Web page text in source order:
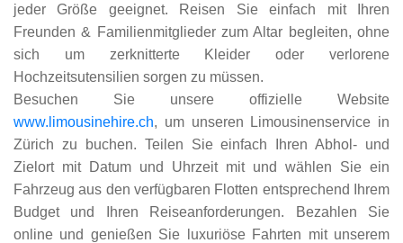
jeder Größe geeignet. Reisen Sie einfach mit Ihren
Freunden & Familienmitglieder zum Altar begleiten, ohne
sich um zerknitterte Kleider oder verlorene
Hochzeitsutensilien sorgen zu müssen.
Besuchen Sie unsere offizielle Website
www.limousinehire.ch, um unseren Limousinenservice in
Zürich zu buchen. Teilen Sie einfach Ihren Abhol- und
Zielort mit Datum und Uhrzeit mit und wählen Sie ein
Fahrzeug aus den verfügbaren Flotten entsprechend Ihrem
Budget und Ihren Reiseanforderungen. Bezahlen Sie
online und genießen Sie luxuriöse Fahrten mit unserem